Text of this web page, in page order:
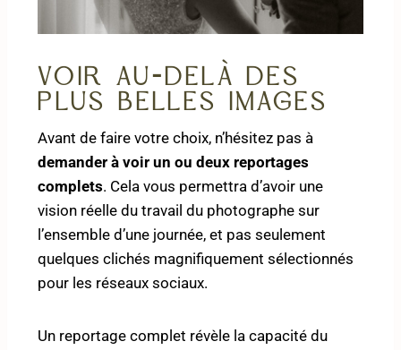
Voir au-delà des
plus belles images
Avant de faire votre choix, n’hésitez pas à
demander à voir un ou deux reportages
complets. Cela vous permettra d’avoir une
vision réelle du travail du photographe sur
l’ensemble d’une journée, et pas seulement
quelques clichés magnifiquement sélectionnés
pour les réseaux sociaux.
Un reportage complet révèle la capacité du